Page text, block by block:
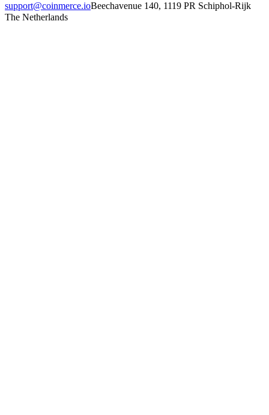
support@coinmerce.ioBeechavenue 140, 1119 PR Schiphol-Rijk
The Netherlands